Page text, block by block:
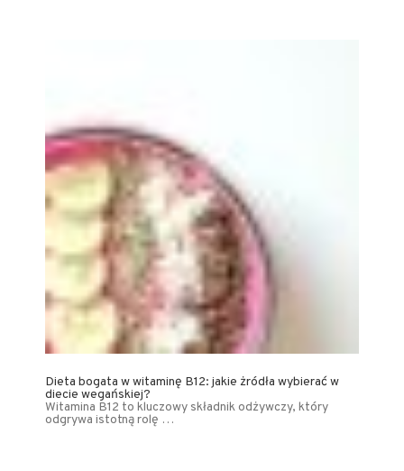
Dieta bogata w witaminę B12: jakie żródła wybierać w
diecie wegańskiej?
Witamina B12 to kluczowy składnik odżywczy, który
odgrywa istotną rolę …